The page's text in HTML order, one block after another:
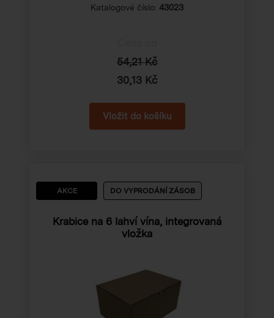
Katalogové číslo: 43023
54,21 Kč
30,13 Kč
AKCE DO VYPRODÁNÍ ZÁSOB
Krabice na 6 lahví vína, integrovaná
vložka